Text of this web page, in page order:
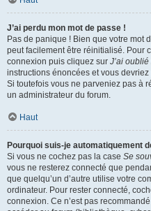
J’ai perdu mon mot de passe !
Pas de panique ! Bien que votre mot
peut facilement être réinitialisé. Pour
connexion puis cliquez sur J’ai
instructions énoncées et vous
Si toutefois vous ne parveniez pas à
un administrateur du forum.
Haut
Pourquoi suis-je automatiquement
Si vous ne cochez pas la case Se
vous ne resterez connecté que
que quelqu’un d’autre utilise votre
ordinateur. Pour rester connecté,
connexion. Ce n’est pas